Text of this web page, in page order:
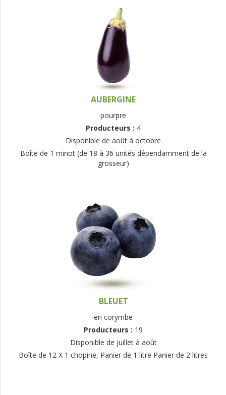
AUBERGINE
pourpre
Producteurs : 4
Disponible de août à octobre
Boîte de 1 minot (de 18 à 36 unités dépendamment de la
grosseur)
BLEUET
en corymbe
Producteurs : 19
Disponible de juillet à août
Boîte de 12 X 1 chopine, Panier de 1 litre Panier de 2 litres